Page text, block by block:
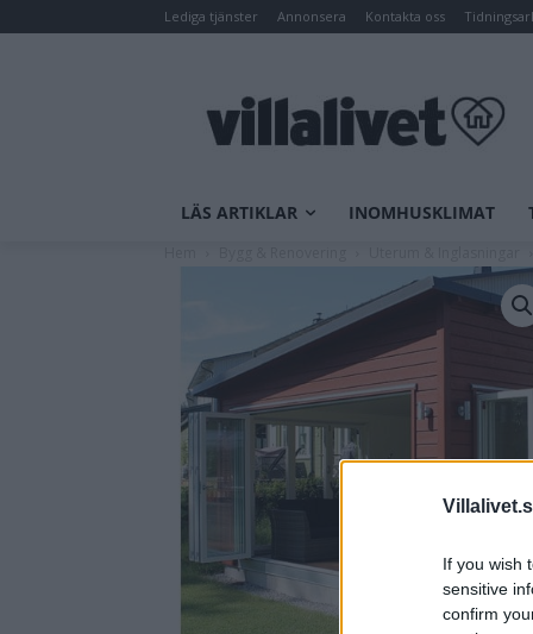
If you wish
sensitive
confirm
Lediga tjänster Annonsera Kontakta oss
LÄS ARTIKLAR INOMHUSKLIMAT